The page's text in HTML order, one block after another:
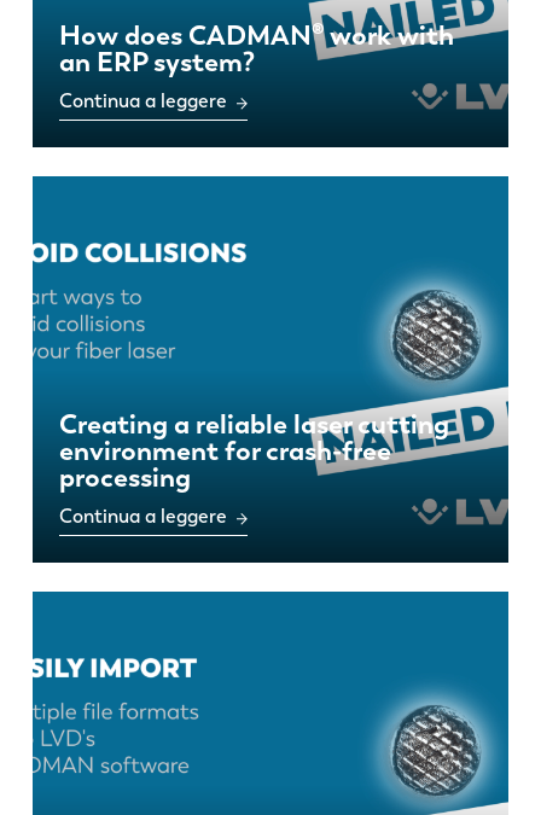
How does CADMAN® work with
an ERP system?
Continua a leggere
Creating a reliable laser cutting
environment for crash-free
processing
Continua a leggere
EN
EN-US